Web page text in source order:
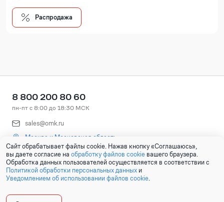
Распродажа
8 800 200 80 60
пн-пт с 8:00 до 18:30 МСК
sales@omk.ru
Москва и Московская область
Сайт обрабатывает файлы cookie. Нажав кнопку «Соглашаюсь»,
вы даете согласие на обработку файлов cookie вашего браузера.
Обработка данных пользователей осуществляется в соответствии с
Политикой обработки персональных данных и
Уведомлением об использовании файлов cookie.